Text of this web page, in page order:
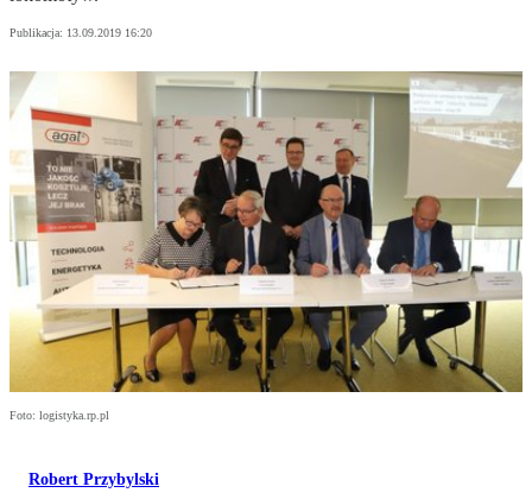
Publikacja: 13.09.2019 16:20
Foto: logistyka.rp.pl
Robert Przybylski